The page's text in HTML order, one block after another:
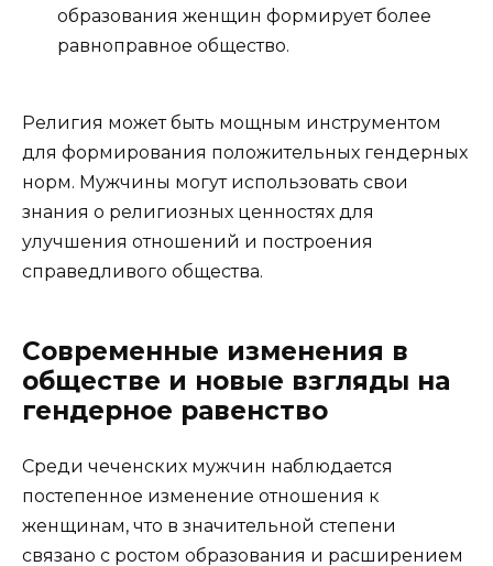
образования женщин формирует более
равноправное общество.
Религия может быть мощным инструментом
для формирования положительных гендерных
норм. Мужчины могут использовать свои
знания о религиозных ценностях для
улучшения отношений и построения
справедливого общества.
Современные изменения в
обществе и новые взгляды на
гендерное равенство
Среди чеченских мужчин наблюдается
постепенное изменение отношения к
женщинам, что в значительной степени
связано с ростом образования и расширением